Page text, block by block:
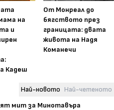
на
и
Кадеш
От Монреал до
бягството през
границата: двата
живота на Надя
Команечи
Най-новото Най-четеното
мит за Минотавъра